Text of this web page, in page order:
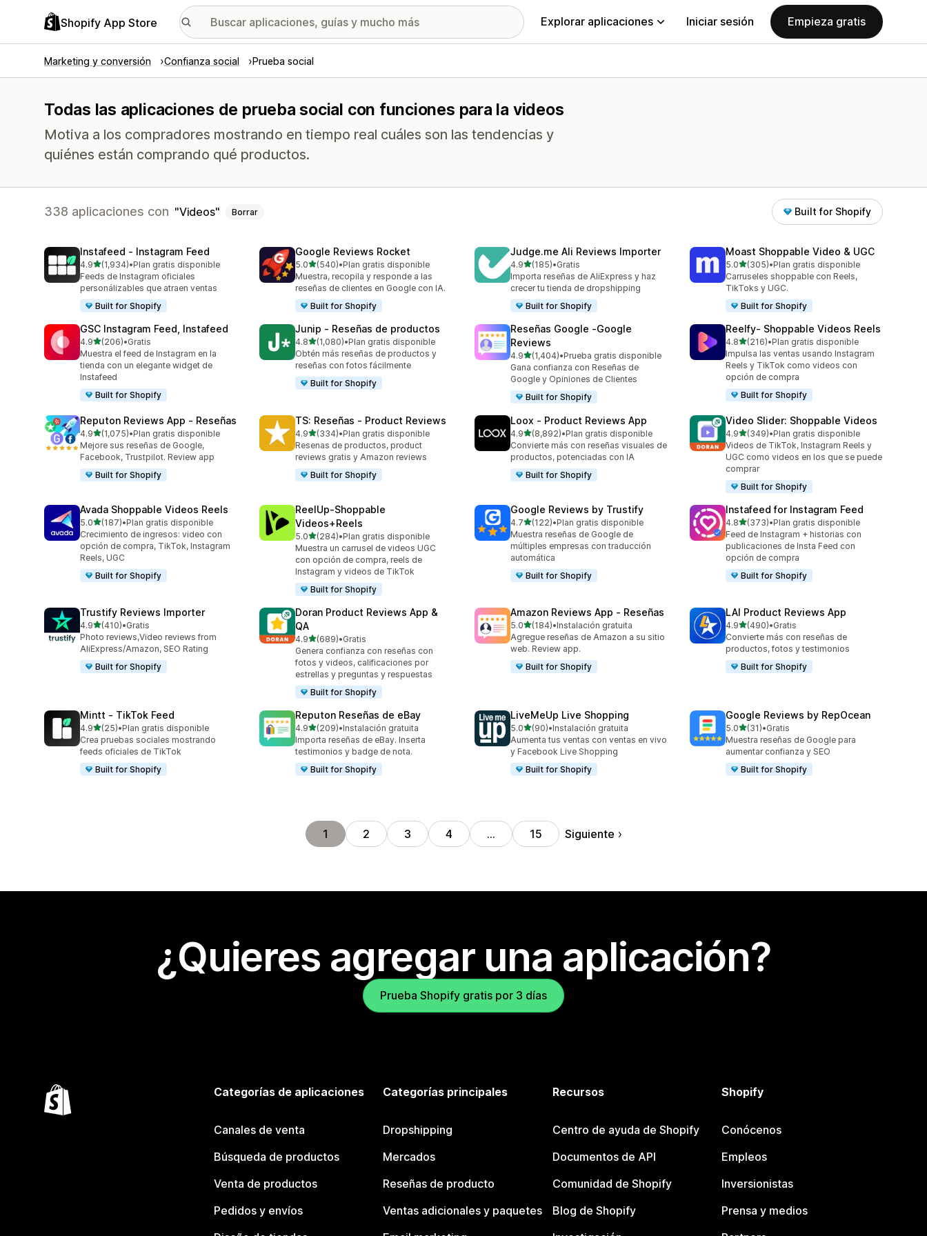
Shopify App Store Explorar aplicaciones Iniciar sesión Empieza gratis
Marketing y conversión Confianza social Prueba social
Todas las aplicaciones de prueba social con funciones para la videos
Motiva a los compradores mostrando en tiempo real cuáles son las tendencias y
quiénes están comprando qué productos.
338 aplicaciones con Videos Borrar Built for Shopify
Instafeed ‑ Instagram Feed
4.9de 5 estrellas
(1,934)
1934 reseñas en total
•Plan gratis disponible
Feeds de Instagram oficiales
personálizables que atraen ventas
Built for Shopify
Google Reviews Rocket
5.0de 5 estrellas
(540)
540 reseñas en total
•Plan gratis disponible
Muestra, recopila y responde a las
reseñas de clientes en Google con IA.
Built for Shopify
Judge.me Ali Reviews Importer
4.9de 5 estrellas
(185)
185 reseñas en total
•Gratis
Importa reseñas de AliExpress y haz
crecer tu tienda de dropshipping
Built for Shopify
Moast Shoppable Video & UGC
5.0de 5 estrellas
(305)
305 reseñas en total
•Plan gratis disponible
Carruseles shoppable con Reels,
TikToks y UGC.
Built for Shopify
GSC Instagram Feed, Instafeed
4.9de 5 estrellas
(206)
206 reseñas en total
•Gratis
Muestra el feed de Instagram en la
tienda con un elegante widget de
Instafeed
Built for Shopify
Junip ‑ Reseñas de productos
4.8de 5 estrellas
(1,080)
1080 reseñas en total
•Plan gratis disponible
Obtén más reseñas de productos y
reseñas con fotos fácilmente
Built for Shopify
Reseñas Google ‑Google
Reviews
4.9de 5 estrellas
(1,404)
1404 reseñas en total
•Prueba gratis disponible
Gana confianza con Reseñas de
Google y Opiniones de Clientes
Built for Shopify
Reelfy‑ Shoppable Videos Reels
4.8de 5 estrellas
(216)
216 reseñas en total
•Plan gratis disponible
Impulsa las ventas usando Instagram
Reels y TikTok como videos con
opción de compra
Built for Shopify
Reputon Reviews App ‑ Reseñas
4.9de 5 estrellas
(1,075)
1075 reseñas en total
•Plan gratis disponible
Mejore sus reseñas de Google,
Facebook, Trustpilot. Review app
Built for Shopify
TS: Reseñas ‑ Product Reviews
4.9de 5 estrellas
(334)
334 reseñas en total
•Plan gratis disponible
Resenas de productos, product
reviews gratis y Amazon reviews
Built for Shopify
Loox ‑ Product Reviews App
4.9de 5 estrellas
(8,892)
8892 reseñas en total
•Plan gratis disponible
Convierte más con reseñas visuales de
productos, potenciadas con IA
Built for Shopify
Video Slider: Shoppable Videos
4.9de 5 estrellas
(349)
349 reseñas en total
•Plan gratis disponible
Videos de TikTok, Instagram Reels y
UGC como videos en los que se puede
comprar
Built for Shopify
Avada Shoppable Videos Reels
5.0de 5 estrellas
(187)
187 reseñas en total
•Plan gratis disponible
Crecimiento de ingresos: video con
opción de compra, TikTok, Instagram
Reels, UGC
Built for Shopify
ReelUp‑Shoppable
Videos+Reels
5.0de 5 estrellas
(284)
284 reseñas en total
•Plan gratis disponible
Muestra un carrusel de videos UGC
con opción de compra, reels de
Instagram y videos de TikTok
Built for Shopify
Google Reviews by Trustify
4.7de 5 estrellas
(122)
122 reseñas en total
•Plan gratis disponible
Muestra reseñas de Google de
múltiples empresas con traducción
automática
Built for Shopify
Instafeed for Instagram Feed
4.8de 5 estrellas
(373)
373 reseñas en total
•Plan gratis disponible
Feed de Instagram + historias con
publicaciones de Insta Feed con
opción de compra
Built for Shopify
Trustify Reviews Importer
4.9de 5 estrellas
(410)
410 reseñas en total
•Gratis
Photo reviews,Video reviews from
AliExpress/Amazon, SEO Rating
Built for Shopify
Doran Product Reviews App &
QA
4.9de 5 estrellas
(689)
689 reseñas en total
•Gratis
Genera confianza con reseñas con
fotos y videos, calificaciones por
estrellas y preguntas y respuestas
Built for Shopify
Amazon Reviews App ‑ Reseñas
5.0de 5 estrellas
(184)
184 reseñas en total
•Instalación gratuita
Agregue reseñas de Amazon a su sitio
web. Review app.
Built for Shopify
LAI Product Reviews App
4.9de 5 estrellas
(490)
490 reseñas en total
•Gratis
Convierte más con reseñas de
productos, fotos y testimonios
Built for Shopify
Mintt ‑ TikTok Feed
4.9de 5 estrellas
(25)
25 reseñas en total
•Plan gratis disponible
Crea pruebas sociales mostrando
feeds oficiales de TikTok
Built for Shopify
Reputon Reseñas de eBay
4.9de 5 estrellas
(209)
209 reseñas en total
•Instalación gratuita
Importa reseñas de eBay. Inserta
testimonios y badge de nota.
Built for Shopify
LiveMeUp Live Shopping
5.0de 5 estrellas
(90)
90 reseñas en total
•Instalación gratuita
Aumenta tus ventas con ventas en vivo
y Facebook Live Shopping
Built for Shopify
Google Reviews by RepOcean
5.0de 5 estrellas
(31)
31 reseñas en total
•Gratis
Muestra reseñas de Google para
aumentar confianza y SEO
Built for Shopify
1 2 3 4 … 15 Siguiente
¿Quieres agregar una aplicación?
Prueba Shopify gratis por 3 días
Categorías de aplicaciones
Canales de venta
Búsqueda de productos
Venta de productos
Pedidos y envíos
Categorías principales
Dropshipping
Mercados
Reseñas de producto
Ventas adicionales y paquetes
Recursos
Centro de ayuda de Shopify
Documentos de API
Comunidad de Shopify
Blog de Shopify
Shopify
Conócenos
Empleos
Inversionistas
Prensa y medios